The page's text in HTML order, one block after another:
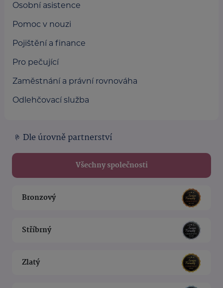
Osobní asistence
Pomoc v nouzi
Pojištění a finance
Pro pečující
Zaměstnání a právní rovnováha
Odlehčovací služba
Dle úrovně partnerství
Všechny společnosti
Bronzový
Stříbrný
Zlatý